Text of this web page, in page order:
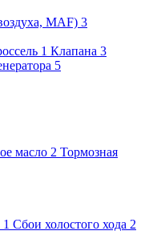
MAF) 3
1 Клапана 3
5
масло 2 Тормозная
1 Сбои холостого хода 2